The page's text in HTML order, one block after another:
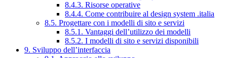
8.4.3. Risorse operative
8.4.4. Come contribuire al design system .italia
8.5. Progettare con i modelli di sito e servizi
8.5.1. Vantaggi dell’utilizzo dei modelli
8.5.2. I modelli di sito e servizi disponibili
9. Sviluppo dell’interfaccia